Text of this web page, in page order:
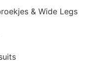
& Wide Legs